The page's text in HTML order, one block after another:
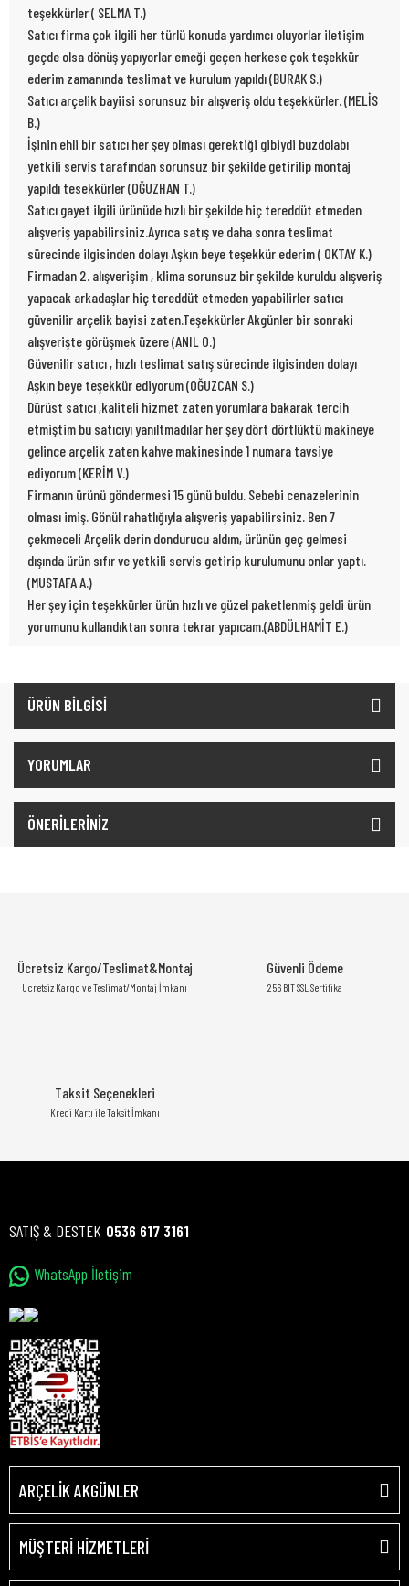
teşekkürler ( SELMA T.)
Satıcı firma çok ilgili her türlü konuda yardımcı oluyorlar iletişim
geçde olsa dönüş yapıyorlar emeği geçen herkese çok teşekkür
ederim zamanında teslimat ve kurulum yapıldı (BURAK S.)
Satıcı arçelik bayiisi sorunsuz bir alışveriş oldu teşekkürler. (MELİS
B.)
İşinin ehli bir satıcı her şey olması gerektiği gibiydi buzdolabı
yetkili servis tarafından sorunsuz bir şekilde getirilip montaj
yapıldı tesekkürler (OĞUZHAN T.)
Satıcı gayet ilgili ürünüde hızlı bir şekilde hiç tereddüt etmeden
alışveriş yapabilirsiniz.Ayrıca satış ve daha sonra teslimat
sürecinde ilgisinden dolayı Aşkın beye teşekkür ederim ( OKTAY K.)
Firmadan 2. alışverişim , klima sorunsuz bir şekilde kuruldu alışveriş
yapacak arkadaşlar hiç tereddüt etmeden yapabilirler satıcı
güvenilir arçelik bayisi zaten.Teşekkürler Akgünler bir sonraki
alışverişte görüşmek üzere (ANIL O.)
Güvenilir satıcı , hızlı teslimat satış sürecinde ilgisinden dolayı
Aşkın beye teşekkür ediyorum (OĞUZCAN S.)
Dürüst satıcı ,kaliteli hizmet zaten yorumlara bakarak tercih
etmiştim bu satıcıyı yanıltmadılar her şey dört dörtlüktü makineye
gelince arçelik zaten kahve makinesinde 1 numara tavsiye
ediyorum (KERİM V.)
Firmanın ürünü göndermesi 15 günü buldu. Sebebi cenazelerinin
olması imiş. Gönül rahatlığıyla alışveriş yapabilirsiniz. Ben 7
çekmeceli Arçelik derin dondurucu aldım, ürünün geç gelmesi
dışında ürün sıfır ve yetkili servis getirip kurulumunu onlar yaptı.
(MUSTAFA A.)
Her şey için teşekkürler ürün hızlı ve güzel paketlenmiş geldi ürün
yorumunu kullandıktan sonra tekrar yapıcam.(ABDÜLHAMİT E.)
ÜRÜN BİLGİSİ
YORUMLAR
ÖNERİLERİNİZ
Ücretsiz Kargo/Teslimat&Montaj
Ücretsiz Kargo ve Teslimat/Montaj İmkanı
Güvenli Ödeme
256 BIT SSL Sertifika
Taksit Seçenekleri
Kredi Kartı ile Taksit İmkanı
SATIŞ & DESTEK 0536 617 3161
WhatsApp İletişim
ARÇELİK AKGÜNLER
MÜŞTERİ HİZMETLERİ